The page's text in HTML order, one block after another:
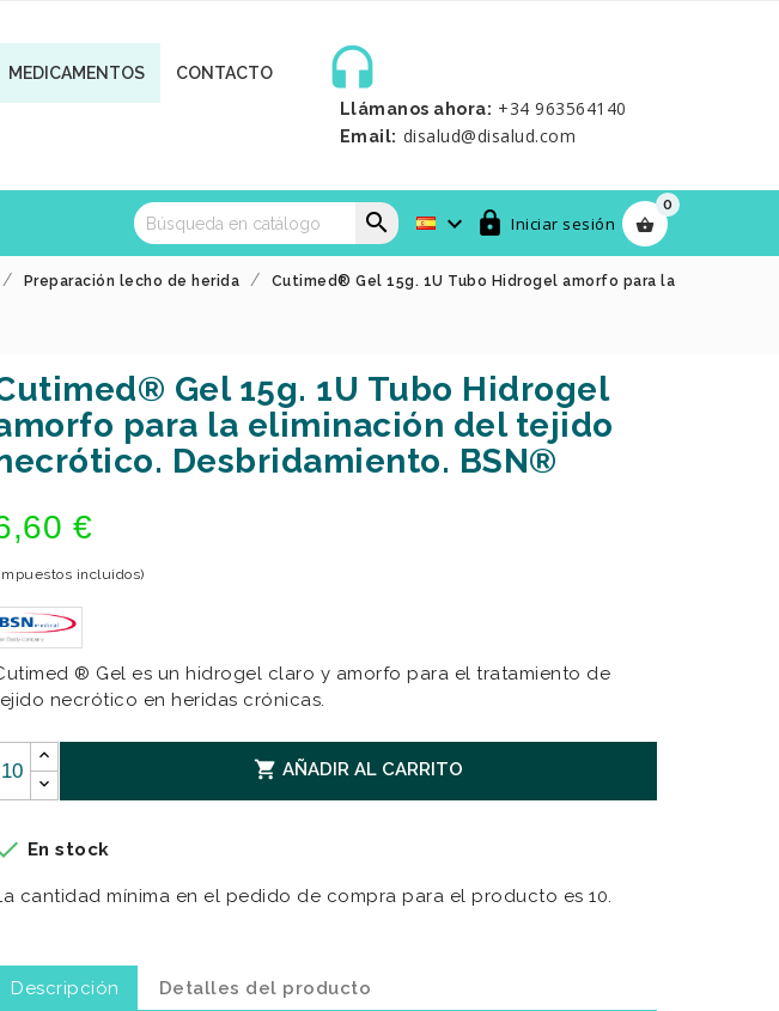
MEDICAMENTOS CONTACTO 
Llámanos ahora: +34 963564140
Email: disalud@disalud.com

0
 Iniciar sesión


Preparación lecho de herida Cutimed® Gel 15g. 1U Tubo Hidrogel amorfo para la
Gel 15g. 1U Tubo Hidrogel
para la eliminación del tejido
Desbridamiento. BSN®
€
incluidos)
® Gel es un hidrogel claro y amorfo para el tratamiento de
necrótico en heridas crónicas.
 AÑADIR AL CARRITO
En stock
cantidad mínima en el pedido de compra para el producto es 10.
Descripción Detalles del producto